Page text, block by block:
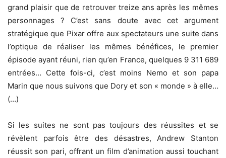
grand plaisir que de retrouver treize ans après les mêmes
personnages ? C’est sans doute avec cet argument
stratégique que Pixar offre aux spectateurs une suite dans
l’optique de réaliser les mêmes bénéfices, le premier
épisode ayant réuni, rien qu’en France, quelques 9 311 689
entrées… Cette fois-ci, c’est moins Nemo et son papa
Marin que nous suivons que Dory et son « monde » à elle…
(…)
Si les suites ne sont pas toujours des réussites et se
révèlent parfois être des désastres, Andrew Stanton
réussit son pari, offrant un film d’animation aussi touchant